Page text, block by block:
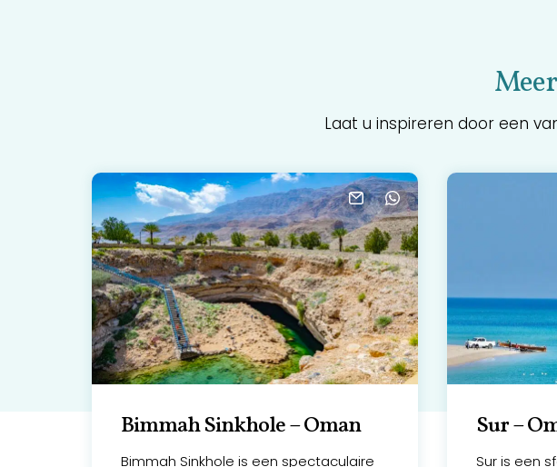
Laat u inspireren door een
Bimmah Sinkhole – Oman
Bimmah Sinkhole is een spectaculaire
Sur –
Sur is een